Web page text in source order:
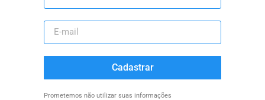
Cadastrar
Prometemos não utilizar suas informações